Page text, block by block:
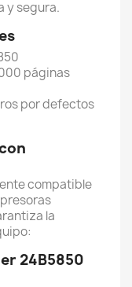
y segura.
páginas
por defectos
compatible
la
24B5850